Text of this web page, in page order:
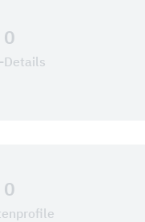
0
Details
0